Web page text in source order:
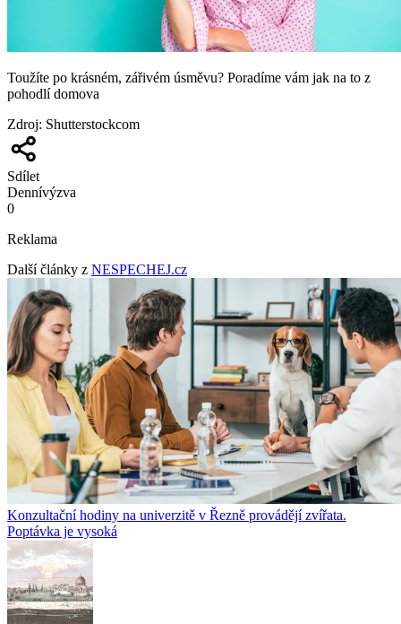
Toužíte po krásném, zářivém úsměvu? Poradíme vám jak na to z
pohodlí domova
Zdroj: Shutterstockcom
Sdílet
Dennívýzva
0
Reklama
Další články z NESPECHEJ.cz
Konzultační hodiny na univerzitě v Řezně provádějí zvířata.
Poptávka je vysoká